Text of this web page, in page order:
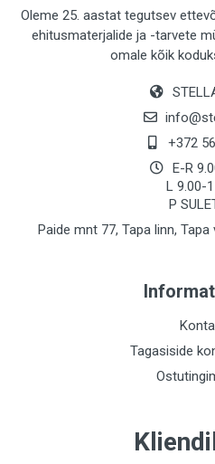
Oleme 25. aastat tegutsev
ehitusmaterjalide ja -tarvete
omale kõik
+372
E-R
L 9.00-
P
Paide mnt 77, Tapa linn,
Tagasiside